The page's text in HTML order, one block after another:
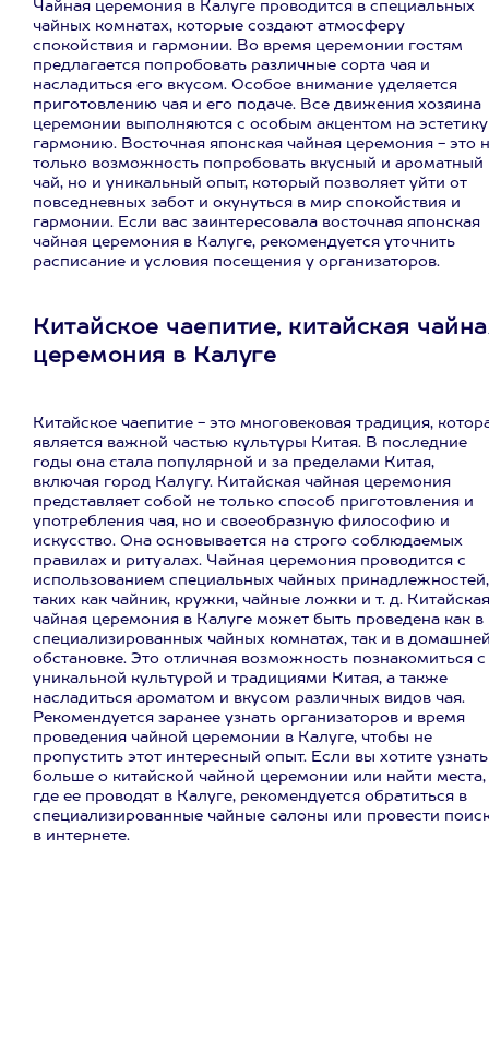
Чайная церемония в Калуге проводится в специальных
чайных комнатах, которые создают атмосферу
спокойствия и гармонии. Во время церемонии гостям
предлагается попробовать различные сорта чая и
насладиться его вкусом. Особое внимание уделяется
приготовлению чая и его подаче. Все движения хозяина
церемонии выполняются с особым акцентом на
гармонию. Восточная японская чайная церемония - это
только возможность попробовать вкусный и ароматный
чай, но и уникальный опыт, который позволяет уйти от
повседневных забот и окунуться в мир спокойствия и
гармонии. Если вас заинтересовала восточная японская
чайная церемония в Калуге, рекомендуется уточнить
расписание и условия посещения у организаторов.
Китайское чаепитие, китайская
церемония в Калуге
Китайское чаепитие - это многовековая традиция,
является важной частью культуры Китая. В последние
годы она стала популярной и за пределами Китая,
включая город Калугу. Китайская чайная церемония
представляет собой не только способ приготовления и
употребления чая, но и своеобразную философию и
искусство. Она основывается на строго соблюдаемых
правилах и ритуалах. Чайная церемония проводится с
использованием специальных чайных принадлежностей,
таких как чайник, кружки, чайные ложки и т. д. Китайская
чайная церемония в Калуге может быть проведена как в
специализированных чайных комнатах, так и в
обстановке. Это отличная возможность познакомиться с
уникальной культурой и традициями Китая, а также
насладиться ароматом и вкусом различных видов чая.
Рекомендуется заранее узнать организаторов и время
проведения чайной церемонии в Калуге, чтобы не
пропустить этот интересный опыт. Если вы хотите узнать
больше о китайской чайной церемонии или найти места,
где ее проводят в Калуге, рекомендуется обратиться в
специализированные чайные салоны или провести
в интернете.